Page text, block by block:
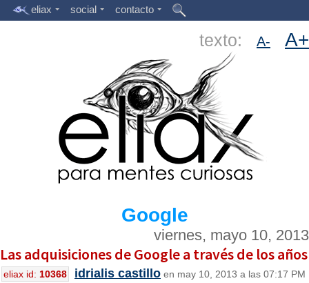
eliax social contacto
texto: A- A+
Google
viernes, mayo 10, 2013
Las adquisiciones de Google a través de los años
eliax id: 10368 idrialis castillo en may 10, 2013 a las 07:17 PM